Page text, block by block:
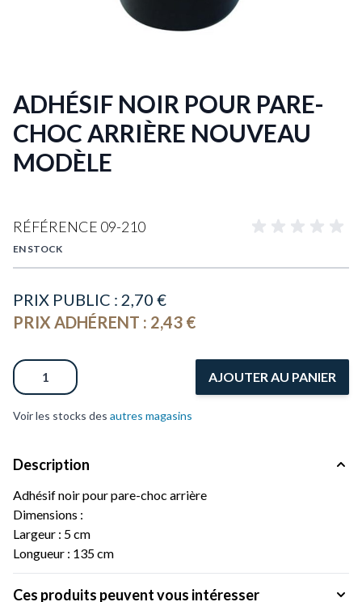
ADHÉSIF NOIR POUR PARE-
CHOC ARRIÈRE NOUVEAU
MODÈLE
RÉFÉRENCE 09-210
EN STOCK
PRIX PUBLIC : 2,70 €
PRIX ADHÉRENT : 2,43 €
Quantité
AJOUTER AU PANIER
Voir les stocks des autres magasins
Description
Adhésif noir pour pare-choc arrière
Dimensions :
Largeur : 5 cm
Longueur : 135 cm
Ces produits peuvent vous intéresser